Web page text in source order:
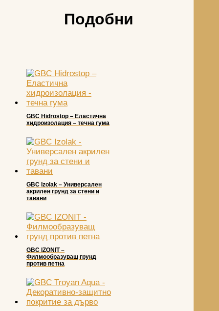
Подобни
GBC Hidrostop – Еластична
хидроизолация – течна гума
GBC Izolak – Универсален
акрилен грунд за стени и
тавани
GBC IZONIT –
Филмообразуващ грунд
против петна